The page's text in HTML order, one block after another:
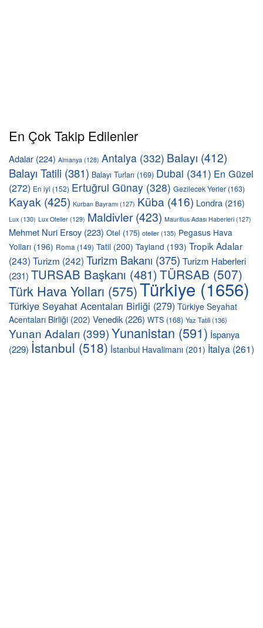
En Çok Takip Edilenler
Adalar (224) Almanya (128) Antalya (332) Balayı (412)
Balayı Tatili (381) Balayı Turları (169) Dubai (341) En Güzel
(272) En iyi (152) Ertuğrul Günay (328) Gezilecek Yerler (163)
Kayak (425) Kurban Bayramı (127) Küba (416) Londra (216)
Lux (130) Lux Oteller (129) Maldivler(423) Mauritius Adası Haberleri (127)
Mehmet Nuri Ersoy (223) Otel (175) oteller(135) Pegasus Hava
Yolları (196) Roma (149) Tatil (200) Tayland (193) Tropik Adalar
(243) Turizm (242) Turizm Bakanı (375) Turizm Haberleri
(231) TURSAB Başkanı (481)TÜRSAB (507)
Türk Hava Yolları (575)Türkiye (1656)
Türkiye Seyahat Acentaları Birliği (279) Türkiye Seyahat
Acentaları Birliği (202) Venedik (226) WTS (168) Yaz Tatili(136)
Yunan Adaları (399)Yunanistan (591) İspanya
(229) İstanbul (518) İstanbul Havalimanı (201) İtalya (261)